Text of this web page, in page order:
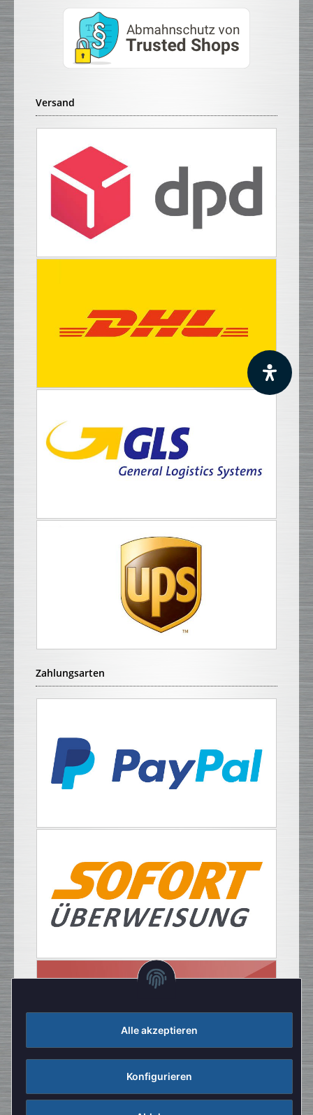
Alle akzeptieren
Konfigurieren
Versand
Zahlungsarten